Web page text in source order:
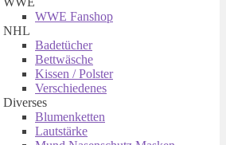
WWE Fanshop
NHL
Badetücher
Bettwäsche
Kissen / Polster
Verschiedenes
Diverses
Blumenketten
Lautstärke